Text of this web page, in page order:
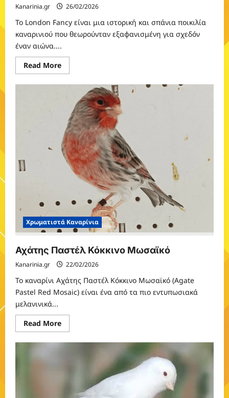
Kanarinia.gr 26/02/2026
Το London Fancy είναι μια ιστορική και σπάνια ποικιλία
καναρινιού που θεωρούνταν εξαφανισμένη για σχεδόν
έναν αιώνα....
Read MoreRead
more
London
Χρωματιστά Καναρίνια
Αχάτης Παστέλ Κόκκινο Μωσαϊκό
Kanarinia.gr 22/02/2026
Το καναρίνι Αχάτης Παστέλ Κόκκινο Μωσαϊκό (Agate
Pastel Red Mosaic) είναι ένα από τα πιο εντυπωσιακά
μελανινικά...
Read MoreRead
more
Αχάτης